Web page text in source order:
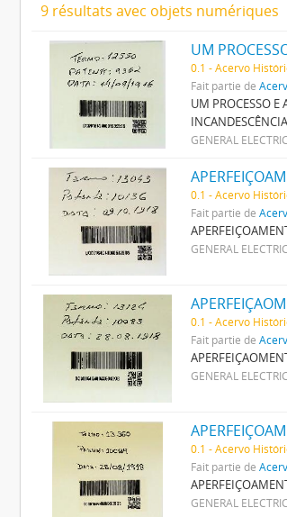
9 résultats avec objets numériques
0.1 - Acervo
Fait partie de
UM PROCESSO E
INCANDESCÊNCIA
GENERAL
0.1 - Acervo
Fait partie de
GENERAL
0.1 - Acervo
Fait partie de
GENERAL
0.1 - Acervo
Fait partie de
GENERAL